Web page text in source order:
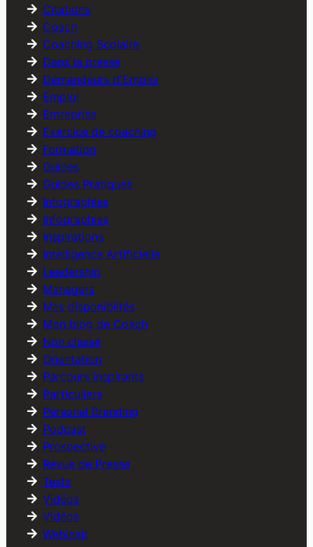
Citations
Coach
Coaching Scolaire
Dans la presse
Demandeurs d'Emploi
Emploi
Entreprise
Exercice de coaching
Formation
Guides
Guides Pratiques
Infographies
Infographies
Inspirations
Intelligence Artificielle
Leadership
Managers
Mes disponiblités
Mon blog de Coach
Non classé
Orientation
Parcours inspirants
Particuliers
Personal Branding
Podcast
Prospective
Revue de Presse
Tests
Vidéos
Vidéos
Webinair